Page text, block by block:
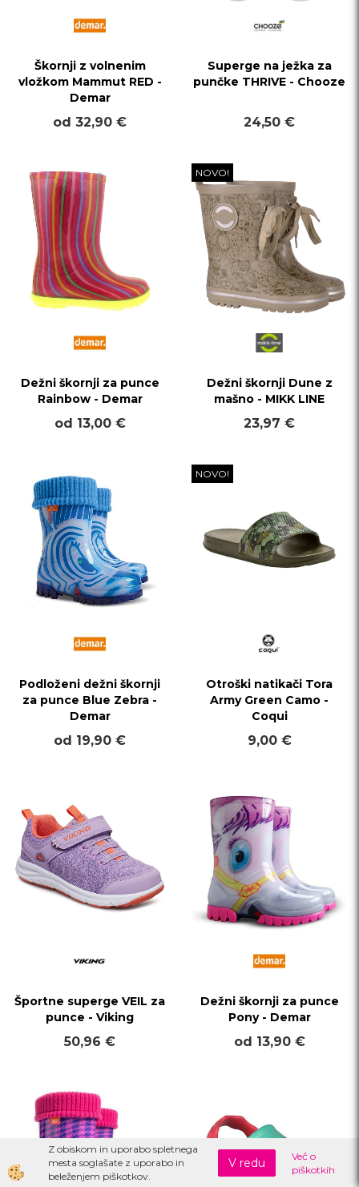
Škornji z volnenim
vložkom Mammut RED -
Demar
od 32,90 €
Superge na ježka za
punčke THRIVE - Chooze
24,50 €
Dežni škornji za punce
Rainbow - Demar
od 13,00 €
NOVO!
Dežni škornji Dune z
mašno - MIKK LINE
23,97 €
Podloženi dežni škornji
za punce Blue Zebra -
Demar
od 19,90 €
NOVO!
Otroški natikači Tora
Army Green Camo -
Coqui
9,00 €
Športne superge VEIL za
punce - Viking
50,96 €
Dežni škornji za punce
Pony - Demar
od 13,90 €
Z obiskom in uporabo spletnega
mesta soglašate z uporabo in
beleženjem piškotkov.
V redu
Več o
piškotkih